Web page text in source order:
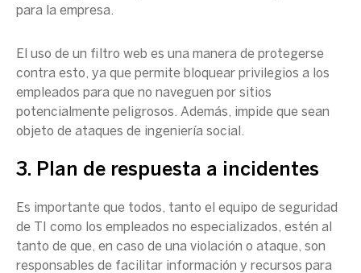
para la empresa.
El uso de un filtro web es una manera de protegerse
contra esto, ya que permite bloquear privilegios a los
empleados para que no naveguen por sitios
potencialmente peligrosos. Además, impide que sean
objeto de ataques de ingeniería social.
3. Plan de respuesta a incidentes
Es importante que todos, tanto el equipo de seguridad
de TI como los empleados no especializados, estén al
tanto de que, en caso de una violación o ataque, son
responsables de facilitar información y recursos para